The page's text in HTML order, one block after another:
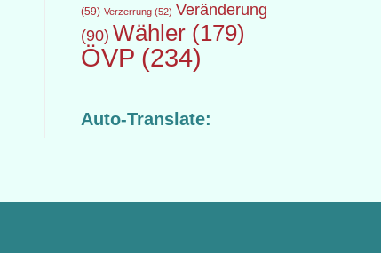
(59) Verzerrung(52) Veränderung
(90) Wähler(179)
ÖVP(234)
Auto-Translate: